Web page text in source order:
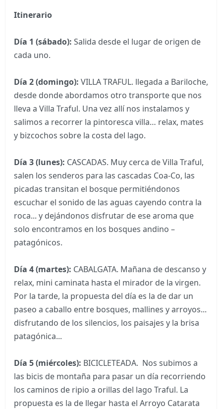
Itinerario
Día 1 (sábado): Salida desde el lugar de origen de
cada uno.
Día 2 (domingo): VILLA TRAFUL. llegada a Bariloche,
desde donde abordamos otro transporte que nos
lleva a Villa Traful. Una vez allí nos instalamos y
salimos a recorrer la pintoresca villa… relax, mates
y bizcochos sobre la costa del lago.
Día 3 (lunes): CASCADAS. Muy cerca de Villa Traful,
salen los senderos para las cascadas Coa-Co, las
picadas transitan el bosque permitiéndonos
escuchar el sonido de las aguas cayendo contra la
roca... y dejándonos disfrutar de ese aroma que
solo encontramos en los bosques andino –
patagónicos.
Día 4 (martes): CABALGATA. Mañana de descanso y
relax, mini caminata hasta el mirador de la virgen.
Por la tarde, la propuesta del día es la de dar un
paseo a caballo entre bosques, mallines y arroyos...
disfrutando de los silencios, los paisajes y la brisa
patagónica...
Día 5 (miércoles): BICICLETEADA. Nos subimos a
las bicis de montaña para pasar un día recorriendo
los caminos de ripio a orillas del lago Traful. La
propuesta es la de llegar hasta el Arroyo Catarata